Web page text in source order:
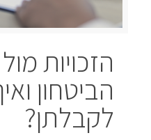
הזכויות
הביטחון
לקבלתן?